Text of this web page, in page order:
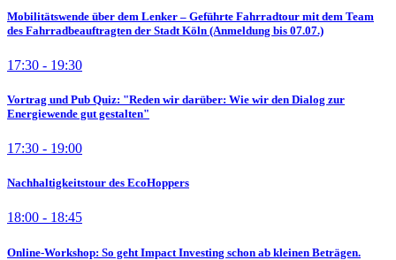
Mobilitätswende über dem Lenker – Geführte Fahrradtour mit dem Team
des Fahrradbeauftragten der Stadt Köln (Anmeldung bis 07.07.)
17:30 - 19:30
Vortrag und Pub Quiz: "Reden wir darüber: Wie wir den Dialog zur
Energiewende gut gestalten"
17:30 - 19:00
Nachhaltigkeitstour des EcoHoppers
18:00 - 18:45
Online-Workshop: So geht Impact Investing schon ab kleinen Beträgen.